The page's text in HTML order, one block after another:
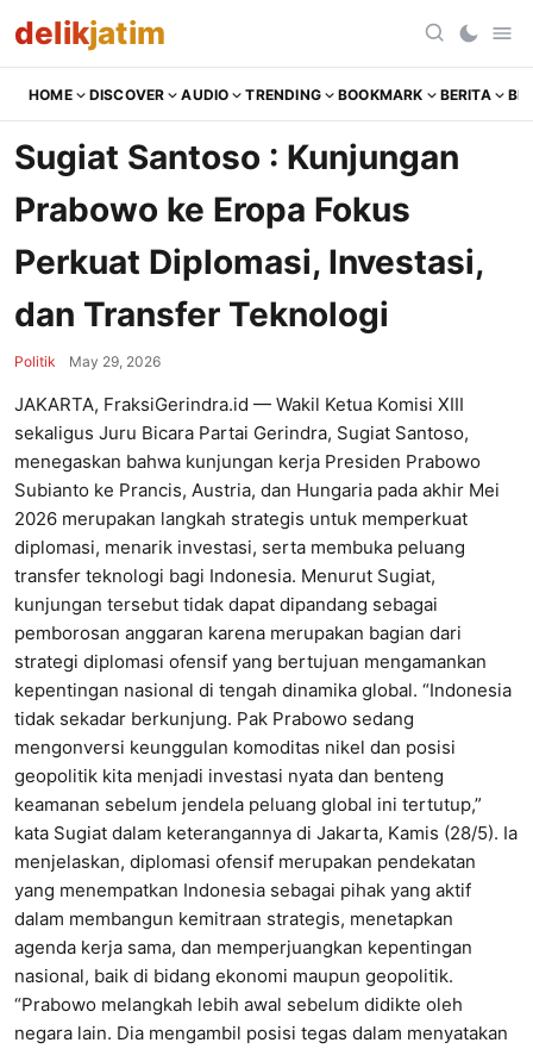
delikjatim
HOME DISCOVER AUDIO TRENDING BOOKMARK BERITA
Sugiat Santoso : Kunjungan
Prabowo ke Eropa Fokus
Perkuat Diplomasi, Investasi,
dan Transfer Teknologi
Politik May 29, 2026
JAKARTA, FraksiGerindra.id — Wakil Ketua Komisi XIII
sekaligus Juru Bicara Partai Gerindra, Sugiat Santoso,
menegaskan bahwa kunjungan kerja Presiden Prabowo
Subianto ke Prancis, Austria, dan Hungaria pada akhir Mei
2026 merupakan langkah strategis untuk memperkuat
diplomasi, menarik investasi, serta membuka peluang
transfer teknologi bagi Indonesia. Menurut Sugiat,
kunjungan tersebut tidak dapat dipandang sebagai
pemborosan anggaran karena merupakan bagian dari
strategi diplomasi ofensif yang bertujuan mengamankan
kepentingan nasional di tengah dinamika global. “Indonesia
tidak sekadar berkunjung. Pak Prabowo sedang
mengonversi keunggulan komoditas nikel dan posisi
geopolitik kita menjadi investasi nyata dan benteng
keamanan sebelum jendela peluang global ini tertutup,”
kata Sugiat dalam keterangannya di Jakarta, Kamis (28/5). Ia
menjelaskan, diplomasi ofensif merupakan pendekatan
yang menempatkan Indonesia sebagai pihak yang aktif
dalam membangun kemitraan strategis, menetapkan
agenda kerja sama, dan memperjuangkan kepentingan
nasional, baik di bidang ekonomi maupun geopolitik.
“Prabowo melangkah lebih awal sebelum didikte oleh
negara lain. Dia mengambil posisi tegas dalam menyatakan